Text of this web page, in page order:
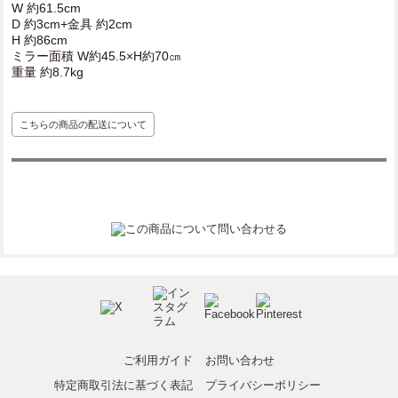
W 約61.5cm
D 約3cm+金具 約2cm
H 約86cm
ミラー面積 W約45.5×H約70㎝
重量 約8.7kg
こちらの商品の配送について
ご利用ガイド
お問い合わせ
特定商取引法に基づく表記
プライバシーポリシー